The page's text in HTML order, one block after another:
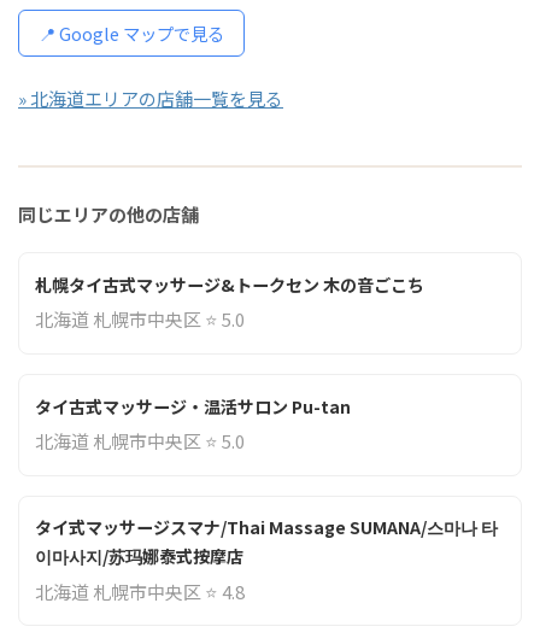
📍 Google マップで見る
» 北海道エリアの店舗一覧を見る
同じエリアの他の店舗
札幌タイ古式マッサージ&トークセン 木の音ごこち
北海道 札幌市中央区 ⭐ 5.0
タイ古式マッサージ・温活サロン Pu-tan
北海道 札幌市中央区 ⭐ 5.0
タイ式マッサージスマナ/Thai Massage SUMANA/스마나 타
이마사지/苏玛娜泰式按摩店
北海道 札幌市中央区 ⭐ 4.8